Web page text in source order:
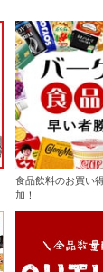
食品飲料のお買い
加！